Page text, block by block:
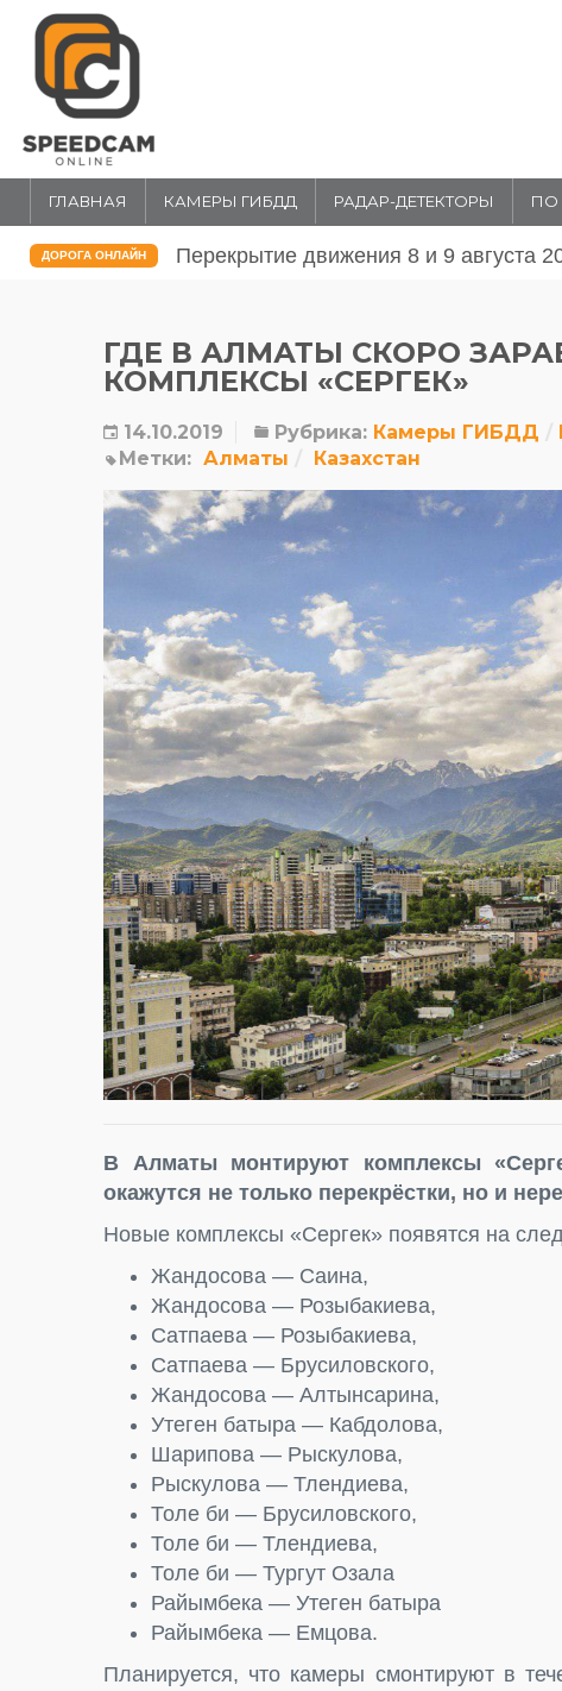
ГЛАВНАЯ КАМЕРЫ ГИБДД РАДАР-ДЕТЕКТОРЫ ПО
ДОРОГА ОНЛАЙН Перекрытие движения 31 июля и 1
ГДЕ В АЛМАТЫ СКОРО
КОМПЛЕКСЫ «СЕРГЕК»
14.10.2019 Рубрика: Камеры ГИБДД
Метки: Алматы Казахстан
В Алматы монтируют комплексы
окажутся не только перекрёстки, но и
Новые комплексы «Сергек» появятся на
Жандосова — Саина,
Жандосова — Розыбакиева,
Сатпаева — Розыбакиева,
Сатпаева — Брусиловского,
Жандосова — Алтынсарина,
Утеген батыра — Кабдолова,
Шарипова — Рыскулова,
Рыскулова — Тлендиева,
Толе би — Брусиловского,
Толе би — Тлендиева,
Толе би — Тургут Озала
Райымбека — Утеген батыра
Райымбека — Емцова.
Планируется, что камеры смонтируют в